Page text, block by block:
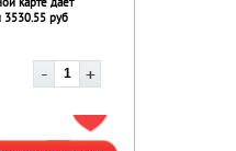
3530.55 руб
ДОБАВИТЬ В ИЗБРАННОЕ